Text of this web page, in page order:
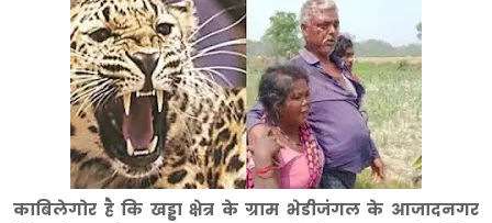
काबिलेगोर है कि खड्डा क्षेत्र के ग्राम भेडीजंगल के आजादनगर